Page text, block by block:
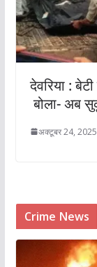
देवरिया :
बोला- अब
अक्टूबर 24, 2025
Crime News